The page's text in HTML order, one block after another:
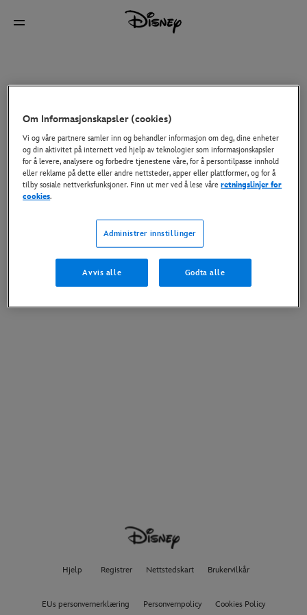
Hjelp Registrer Nettstedskart Brukervilkår
EUs personvernerklæring Personvernpolicy Cookies Policy
Om Informasjonskapsler (cookies)
Vi og våre partnere samler inn og behandler informasjon om deg, dine enheter
og din aktivitet på internett ved hjelp av teknologier som informasjonskapsler
for å levere, analysere og forbedre tjenestene våre, for å persontilpasse innhold
eller reklame på dette eller andre nettsteder, apper eller plattformer, og for å
tilby sosiale nettverksfunksjoner. Finn ut mer ved å lese våreretningslinjer for
cookies.
Administrer innstillinger
Avvis alle Godta alle